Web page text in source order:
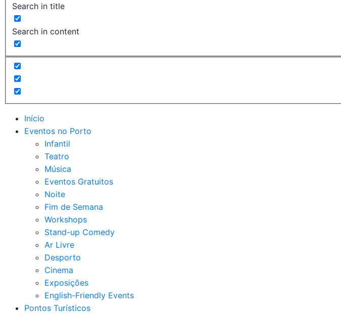
Search in title
Search in content
Início
Eventos no Porto
Infantil
Teatro
Música
Eventos Gratuitos
Noite
Fim de Semana
Workshops
Stand-up Comedy
Ar Livre
Desporto
Cinema
Exposições
English-Friendly Events
Pontos Turísticos